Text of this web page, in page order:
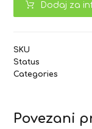
Dodaj za
SKU
Status
Categories
Povezani